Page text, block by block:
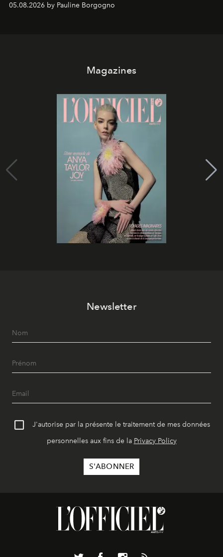
05.08.2026 by Pauline Borgogno
Magazines
Newsletter
J'autorise par la présente le traitement de mes données
personnelles aux fins de la Privacy Policy